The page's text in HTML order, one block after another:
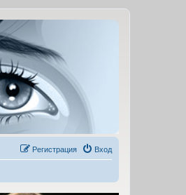
Вход
Регистрация